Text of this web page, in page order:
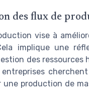
des flux de
vise à
implique une
des
une production de